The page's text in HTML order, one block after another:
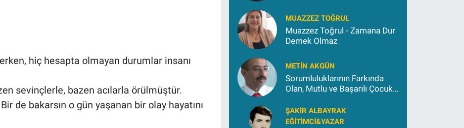
hiç hesapta olmayan durumlar insanı
sevinçlerle, bazen acılarla örülmüştür.
de bakarsın o gün yaşanan bir olay hayatını
MUAZZEZ TOĞRUL
Muazzez Toğrul - Zamana Dur
Demek Olmaz
METIN AKGÜN
Sorumluluklarının Farkında
Olan, Mutlu ve Başarılı Çocuk
ŞAKIR ALBAYRAK
EĞITIMCI&YAZAR